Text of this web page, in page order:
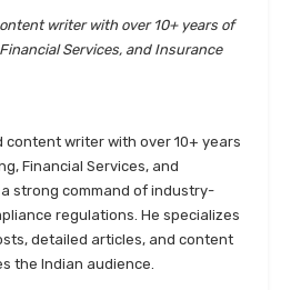
vs liberty general
vs magma hdi health
vs new india
vs niva bupa health
writer with over 10+ years of
Services, and Insurance
content writer with over 10+ years
Financial Services, and
strong command of industry-
regulations. He specializes
detailed articles, and content
the Indian audience.